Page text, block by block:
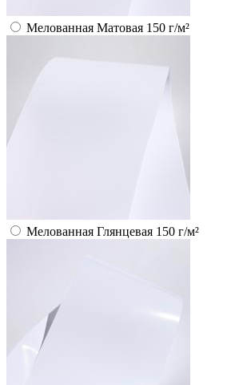
Мелованная Матовая 150 г/м²
Мелованная Глянцевая 150 г/м²